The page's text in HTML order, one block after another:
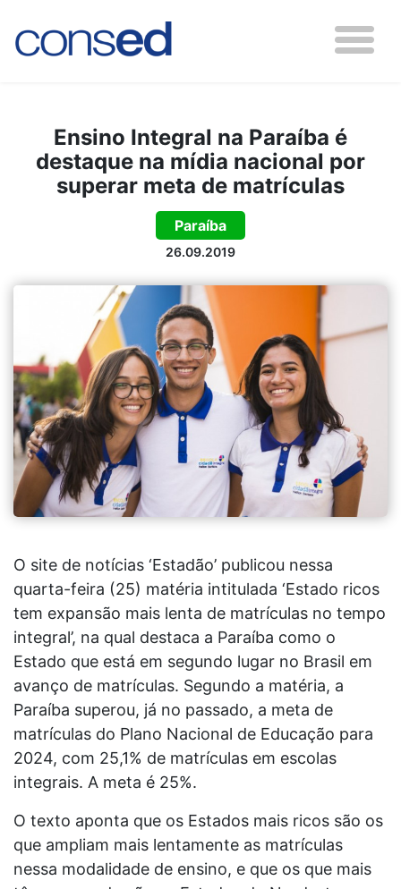
Ensino Integral na Paraíba é
destaque na mídia nacional por
superar meta de matrículas
Paraíba
26.09.2019
O site de notícias ‘Estadão’ publicou nessa
quarta-feira (25) matéria intitulada ‘Estado ricos
tem expansão mais lenta de matrículas no tempo
integral’, na qual destaca a Paraíba como o
Estado que está em segundo lugar no Brasil em
avanço de matrículas. Segundo a matéria, a
Paraíba superou, já no passado, a meta de
matrículas do Plano Nacional de Educação para
2024, com 25,1% de matrículas em escolas
integrais. A meta é 25%.
O texto aponta que os Estados mais ricos são os
que ampliam mais lentamente as matrículas
nessa modalidade de ensino, e que os que mais